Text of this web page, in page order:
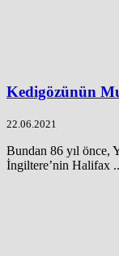
Kedigözünün
22.06.2021
Bundan 86 yıl önce,
İngiltere’nin Halifax